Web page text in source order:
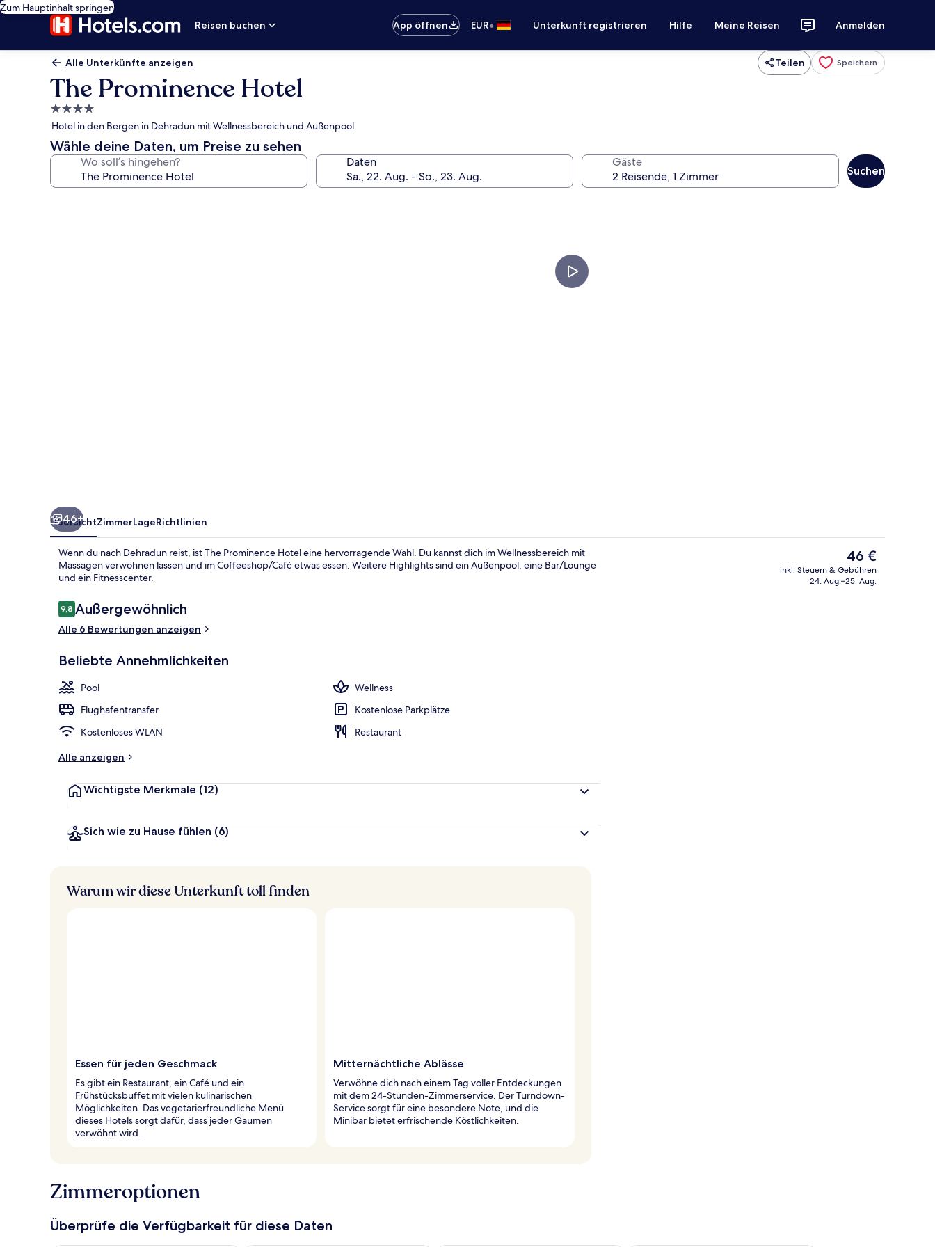
Zum Hauptinhalt springen
Reisen buchen
App öffnen EUR• Unterkunft registrieren Hilfe Meine Reisen Anmelden
Alle Unterkünfte anzeigen Teilen Speichern
The Prominence Hotel
4.0-
Sterne-
Unterkunft
Hotel in den Bergen in Dehradun mit Wellnessbereich und Außenpool
Wähle deine Daten, um Preise zu sehen
Wo soll’s hingehen? Daten Gäste
Suchen
46+
ÜbersichtZimmerLageRichtlinien
Wenn du nach Dehradun reist, ist The Prominence Hotel eine hervorragende Wahl. Du kannst dich im Wellnessbereich mit
Massagen verwöhnen lassen und im Coffeeshop/Café etwas essen. Weitere Highlights sind ein Außenpool, eine Bar/Lounge
und ein Fitnesscenter.
Bewertungen
9,89,8 von 10.
Außergewöhnlich
Alle 6 Bewertungen anzeigen
Beliebte Annehmlichkeiten
Pool
Wellness
Flughafentransfer
Kostenlose Parkplätze
Kostenloses WLAN
Restaurant
Alle anzeigen
Wichtigste Merkmale (12)
Sich wie zu Hause fühlen (6)
Der
aktuelle
Preis
46 €
inkl. Steuern & Gebühren
24. Aug.–25. Aug.
Warum wir diese Unterkunft toll finden
Essen für jeden Geschmack
Es gibt ein Restaurant, ein Café und ein
Frühstücksbuffet mit vielen kulinarischen
Möglichkeiten. Das vegetarierfreundliche Menü
dieses Hotels sorgt dafür, dass jeder Gaumen
verwöhnt wird.
Mitternächtliche Ablässe
Verwöhne dich nach einem Tag voller Entdeckungen
mit dem 24-Stunden-Zimmerservice. Der Turndown-
Service sorgt für eine besondere Note, und die
Minibar bietet erfrischende Köstlichkeiten.
Zimmeroptionen
Überprüfe die Verfügbarkeit für diese Daten